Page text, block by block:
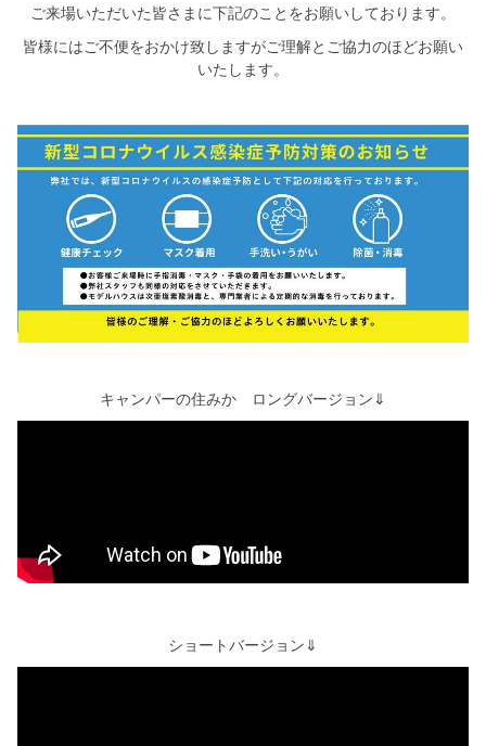
ご来場いただいた皆さまに下記のことをお願いしております。
皆様にはご不便をおかけ致しますがご理解とご協力のほどお願い
いたします。
キャンパーの住みか ロングバージョン⇓
ショートバージョン⇓